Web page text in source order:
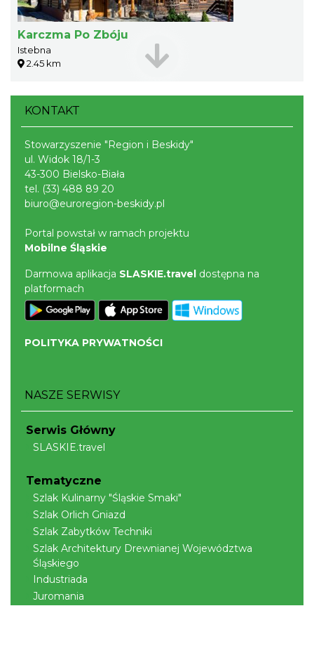
Karczma Po Zbóju
Istebna
2.45 km
KONTAKT
Stowarzyszenie "Region i Beskidy"
ul. Widok 18/1-3
43-300 Bielsko-Biała
tel. (33) 488 89 20
biuro@euroregion-beskidy.pl
Portal powstał w ramach projektu
Mobilne Śląskie
Darmowa aplikacja SLASKIE.travel dostępna na
platformach
POLITYKA PRYWATNOŚCI
NASZE SERWISY
Serwis Główny
SLASKIE.travel
Tematyczne
Szlak Kulinarny "Śląskie Smaki"
Szlak Orlich Gniazd
Szlak Zabytków Techniki
Szlak Architektury Drewnianej Województwa
Śląskiego
Industriada
Juromania